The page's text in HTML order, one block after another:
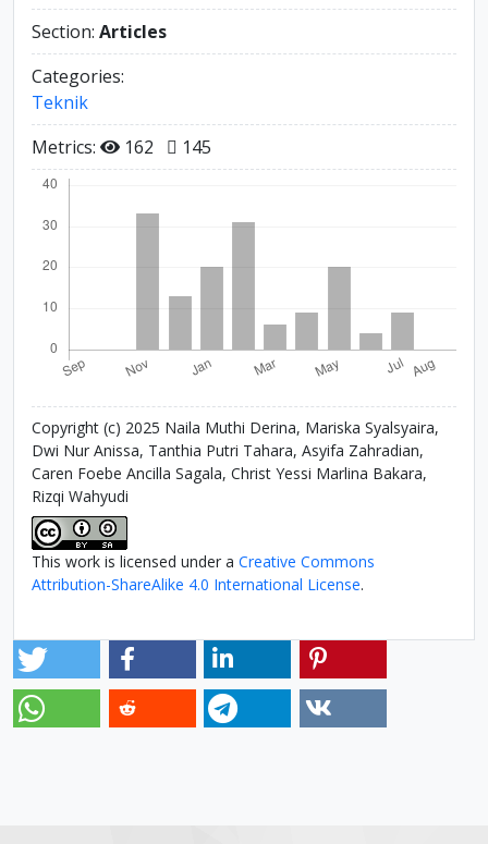
Section: Articles
Categories:
Teknik
Metrics:
162 145
Copyright (c) 2025 Naila Muthi Derina, Mariska Syalsyaira,
Dwi Nur Anissa, Tanthia Putri Tahara, Asyifa Zahradian,
Caren Foebe Ancilla Sagala, Christ Yessi Marlina Bakara,
Rizqi Wahyudi
This work is licensed under a Creative Commons
Attribution-ShareAlike 4.0 International License.